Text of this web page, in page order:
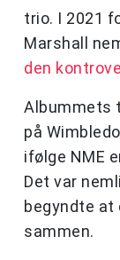
trio. I 2021
Marshall
den
Albummets
på
ifølge NME
Det var
begyndte at
sammen.